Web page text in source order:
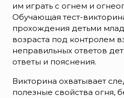
им играть с огнем и
Обучающая тест-
прохождения детьми
возраста под контролем
неправильных ответов
ответы и пояснения.
Викторина охватывает
полезные свойства огня,